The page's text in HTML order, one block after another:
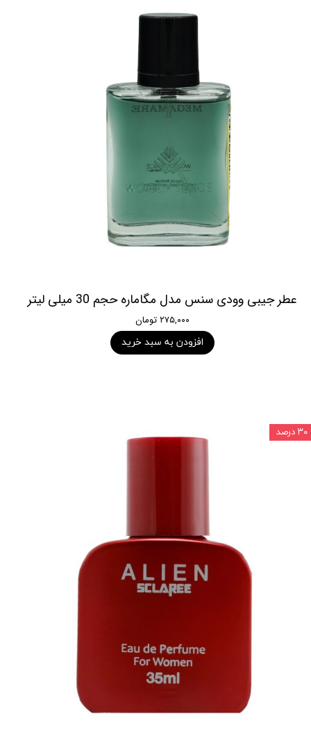
عطر جیبی وودی سنس مدل مگاماره حجم 30 میلی لیتر
۲۷۵,۰۰۰ تومان
افزودن به سبد خرید
۳۰ درصد